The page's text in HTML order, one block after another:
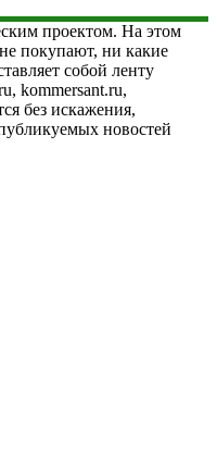
проектом. На этом
покупают, ни какие
собой ленту
kommersant.ru,
без искажения,
новостей